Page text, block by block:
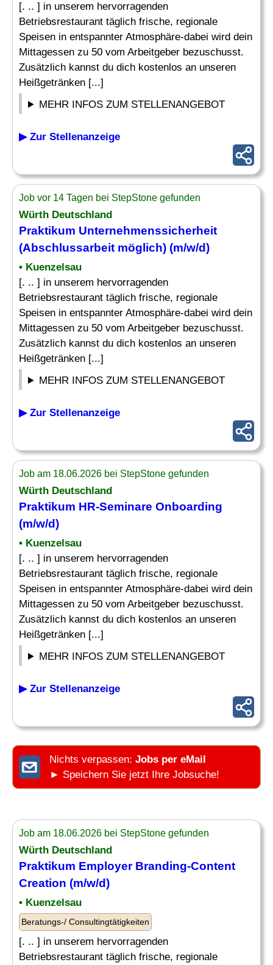
[. .. ] in unserem hervorragenden
Betriebsrestaurant täglich frische, regionale
Speisen in entspannter Atmosphäre-dabei wird dein
Mittagessen zu 50 vom Arbeitgeber bezuschusst.
Zusätzlich kannst du dich kostenlos an unseren
Heißgetränken [...]
MEHR INFOS ZUM STELLENANGEBOT
▶ Zur Stellenanzeige
Job vor 14 Tagen bei StepStone gefunden
Würth Deutschland
Praktikum Unternehmenssicherheit
(Abschlussarbeit möglich) (m/w/d)
• Kuenzelsau
[. .. ] in unserem hervorragenden
Betriebsrestaurant täglich frische, regionale
Speisen in entspannter Atmosphäre-dabei wird dein
Mittagessen zu 50 vom Arbeitgeber bezuschusst.
Zusätzlich kannst du dich kostenlos an unseren
Heißgetränken [...]
MEHR INFOS ZUM STELLENANGEBOT
▶ Zur Stellenanzeige
Job am 18.06.2026 bei StepStone gefunden
Würth Deutschland
Praktikum HR-Seminare Onboarding
(m/w/d)
• Kuenzelsau
[. .. ] in unserem hervorragenden
Betriebsrestaurant täglich frische, regionale
Speisen in entspannter Atmosphäre-dabei wird dein
Mittagessen zu 50 vom Arbeitgeber bezuschusst.
Zusätzlich kannst du dich kostenlos an unseren
Heißgetränken [...]
MEHR INFOS ZUM STELLENANGEBOT
▶ Zur Stellenanzeige
Nichts verpassen: Jobs per eMail
► Speichern Sie jetzt Ihre Jobsuche!
Job am 18.06.2026 bei StepStone gefunden
Würth Deutschland
Praktikum Employer Branding-Content
Creation (m/w/d)
• Kuenzelsau
Beratungs-/ Consultingtätigkeiten
[. .. ] in unserem hervorragenden
Betriebsrestaurant täglich frische, regionale